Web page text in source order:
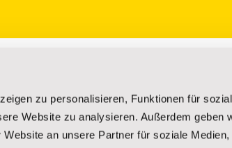
zu personalisieren, Funktionen für
Website zu analysieren. Außerdem geben
an unsere Partner für soziale Medien,
und Legenden
der Lakota
Vorstand
Unsere